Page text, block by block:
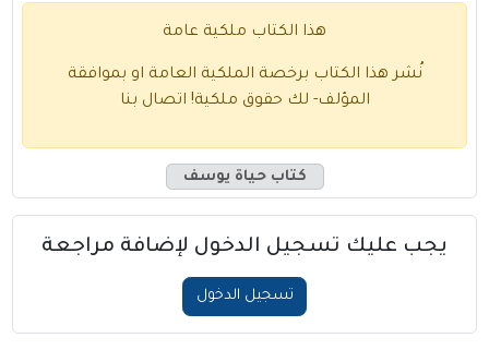
هذا الكتاب ملكية عامة
نُشر هذا الكتاب برخصة الملكية العامة او بموافقة
المؤلف- لك حقوق ملكية! اتصال بنا
كتاب حياة يوسف
يجب عليك تسجيل الدخول لإضافة مراجعة
تسجيل الدخول